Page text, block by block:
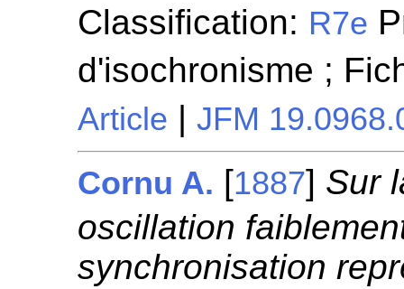
Classification: R7e
d'isochronisme ;
Article |JFM
Cornu A. [1887] Sur
oscillation
synchronisation